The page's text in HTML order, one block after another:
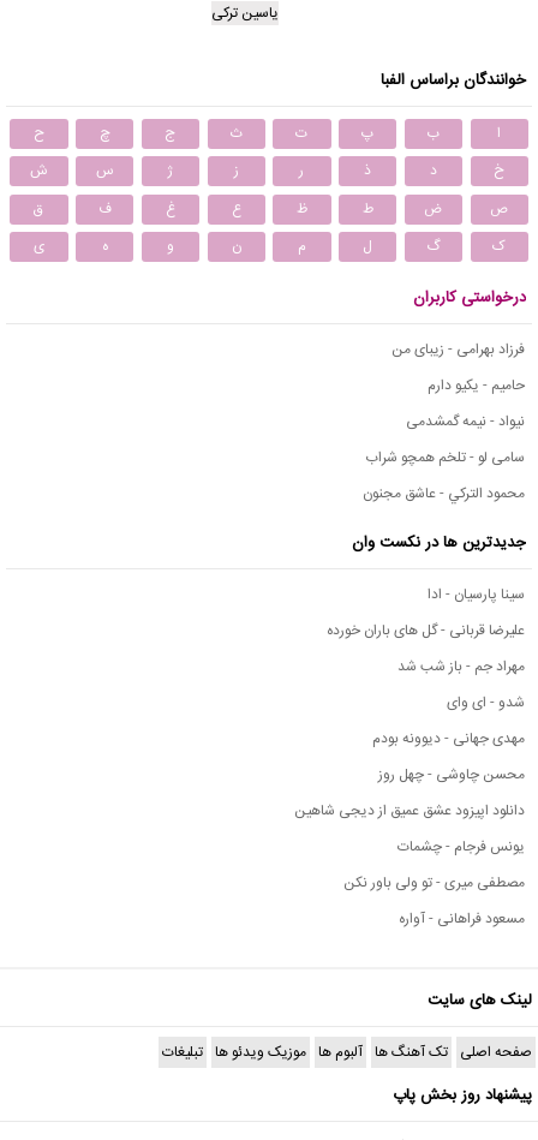
یاسین ترکی
خوانندگان براساس الفبا
ا ب پ ت ث ج چ
ح
خ
د ذ ر ز ژ س
ش
ص
ض ط ظ ع غ ف
ق
ک
گ ل م ن و ه ی
درخواستی کاربران
فرزاد بهرامی - زیبای من
حامیم - یکیو دارم
نیواد - نیمه گمشدمی
سامی لو - تلخم همچو شراب
محمود التركي - عاشق مجنون
جدیدترین ها در نکست وان
سینا پارسیان - ادا
علیرضا قربانی - گل های باران خورده
مهراد جم - باز شب شد
شدو - ای وای
مهدی جهانی - دیوونه بودم
محسن چاوشی - چهل روز
دانلود اپیزود عشق عمیق از دیجی شاهین
یونس فرجام - چشمات
مصطفی میری - تو ولی باور نکن
مسعود فراهانی - آواره
لینک های سایت
صفحه اصلی تک آهنگ ها آلبوم ها موزیک ویدئو ها تبلیغات
پیشنهاد روز بخش پاپ